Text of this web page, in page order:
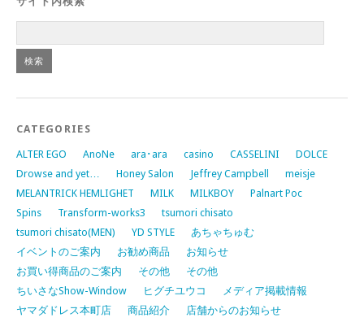
CATEGORIES
ALTER EGO AnoNe ara･ara casino CASSELINI
DOLCE
Drowse and yet…
Honey Salon Jeffrey Campbell
meisje
MELANTRICK HEMLIGHET
MILK MILKBOY
Palnart Poc
Spins
Transform-works3
tsumori chisato
tsumori chisato(MEN)
YD STYLE
あちゃちゅむ
イベントのご案内
お勧め商品
お知らせ
お買い得商品のご案内
その他
その他
ちいさなShow-Window
ヒグチユウコ
メディア掲載情報
ヤマダドレス本町店
商品紹介
店舗からのお知らせ